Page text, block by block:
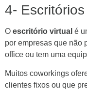
4-
O escritório virtual é
por empresas que não
office ou tem uma
Muitos coworkings
clientes fixos ou que